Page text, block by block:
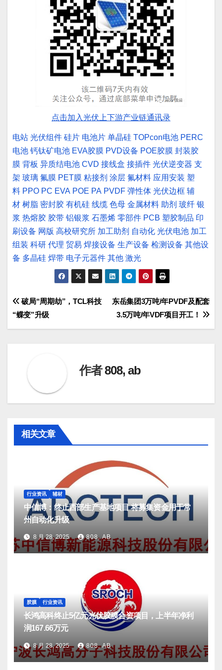
点击加入光伏上下游产业链通讯录
电站 光伏组件 硅片 电池片 单晶硅 TOPcon电池 PERC
电池 钙钛矿电池 EVA胶膜 PVD设备 POE胶膜 封装胶
膜 背板 异质结电池 CVD 接线盒 接插件 光伏逆变器 支
架 玻璃 氟膜 PET膜 粘接剂 涂层 氟材料 应用安装 塑
料 PPO PC EVA POE PA PVDF 弹性体 光伏边框 辅
材 树脂 密封胶 有机硅 线缆 色母 金属材料 助剂 玻纤 银
浆 热熔胶 胶带 铝银浆 石墨烯 零部件 PCB 塑胶制品 印
刷设备 网版 高校研究所 加工助剂 自动化 光伏电池 加工
组装 科研 代理 贸易 焊接设备 生产设备 检测设备 其他设
备 多晶硅 焊带 电子元器件 其他 激光
文
章
东岳集团3万吨/年PVDF及配套
3.5万吨/年VDF项目开工！
破局“周期劫”，TCL科技
“蝶变”升级
作者808, ab
相关文章
行业资讯 辅材
中信博：终止西部生产基地项目 将募集资金用于常
州自动化升级
8 月 28, 2025 808, AB
胶膜 行业资讯
长鸿高科终止5亿元光伏胶膜合资项目，上半年净利
润167.66万元
8 月 28, 2025 808, AB